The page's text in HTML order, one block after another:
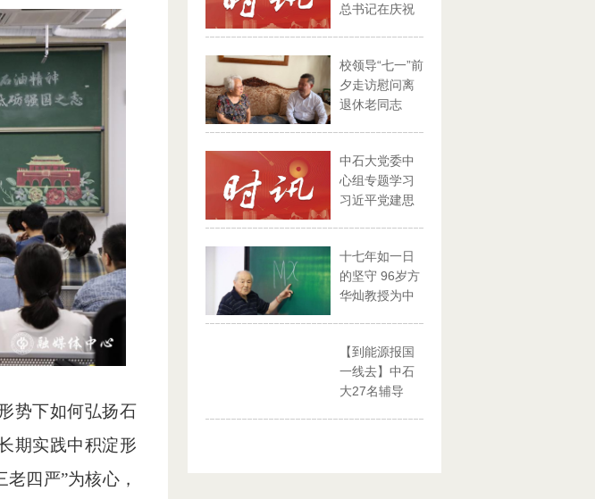
势下如何弘扬石
期实践中积淀形
四严”为核心，
总书记在庆祝
校领导“七一”前
夕走访慰问离
退休老同志
中石大党委中
心组专题学习
习近平党建思
十七年如一日
的坚守 96岁方
华灿教授为中
【到能源报国
一线去】中石
大27名辅导